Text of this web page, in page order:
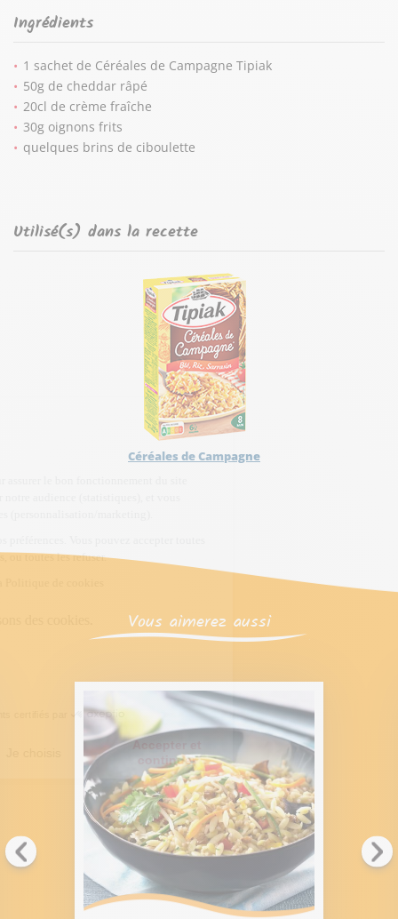
Ingrédients
1 sachet de Céréales de Campagne Tipiak
50g de cheddar râpé
20cl de crème fraîche
30g oignons frits
quelques brins de ciboulette
Utilisé(s) dans la recette
Céréales de Campagne
Vous aimerez aussi